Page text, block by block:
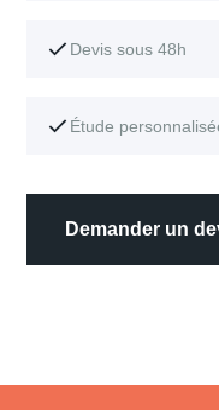
Devis sous 48h
Étude
Demander un